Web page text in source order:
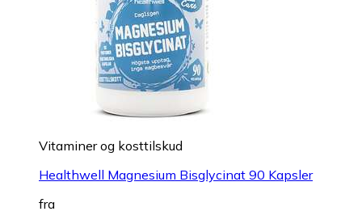
Vitaminer og kosttilskud
Healthwell Magnesium Bisglycinat 90 Kapsler
fra